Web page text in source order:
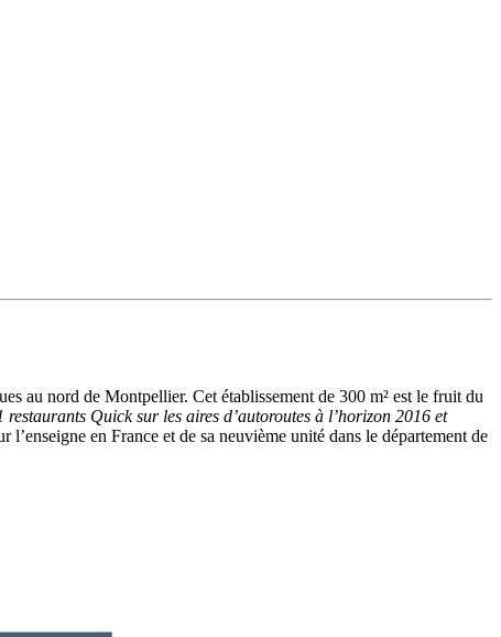
au nord de Montpellier. Cet établissement de 300 m² est le fruit du
Quick sur les aires d’autoroutes à l’horizon 2016 et
en France et de sa neuvième unité dans le département de